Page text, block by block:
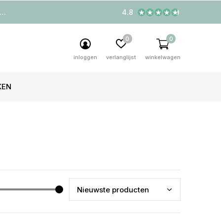
inloggen verlanglijst
0
winkelwagen
0
4.8